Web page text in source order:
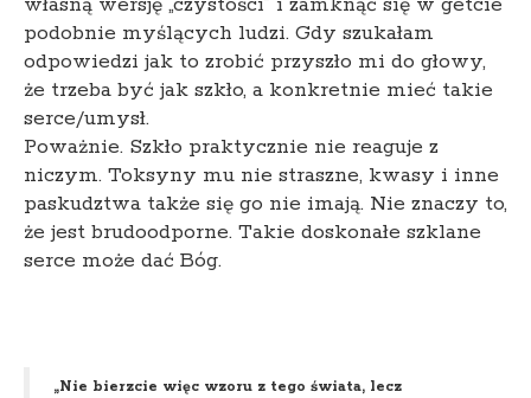
podobnie myślących ludzi. Gdy szukałam
odpowiedzi jak to zrobić przyszło mi do głowy,
że trzeba być jak szkło, a konkretnie mieć takie
serce/umysł.
Poważnie. Szkło praktycznie nie reaguje z
niczym. Toksyny mu nie straszne, kwasy i inne
paskudztwa także się go nie imają. Nie znaczy to,
że jest brudoodporne. Takie doskonałe szklane
serce może dać Bóg.
„Nie bierzcie więc wzoru z tego świata, lecz